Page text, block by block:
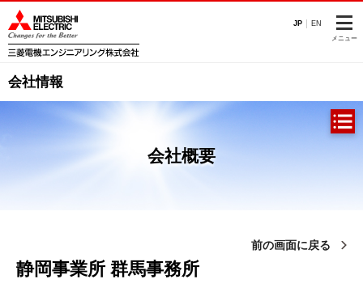
JP EN
メニュー
会社情報
会社概要
前の画面に戻る
静岡事業所 群馬事務所